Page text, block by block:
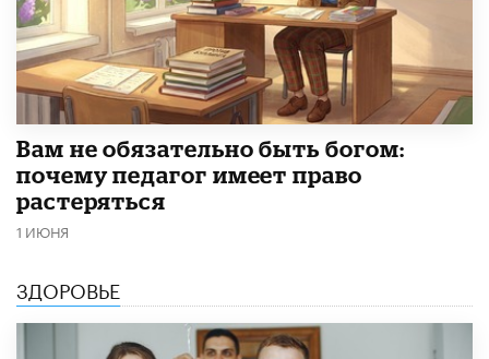
​Вам не обязательно быть богом:
почему педагог имеет право
растеряться
1 ИЮНЯ
ЗДОРОВЬЕ